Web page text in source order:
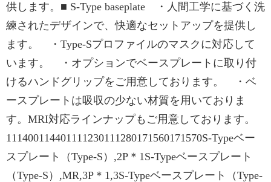
供します。■ S-Type baseplate ・人間工学に基づく洗
練されたデザインで、快適なセットアップを提供し
ます。 ・Type-Sプロファイルのマスクに対応して
います。 ・オプションでベースプレートに取り付
けるハンドグリップをご用意しております。 ・ベ
ースプレートは吸収の少ない材質を用いておりま
す。MRI対応ラインナップもご用意しております。
111400114401111230111280171560171570S-Typeベー
スプレート（Type-S）,2P＊1S-Typeベースプレート
（Type-S）,MR,3P＊1,3S-Typeベースプレート（Type-